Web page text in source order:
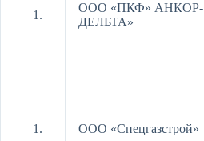
ООО «ПКФ» АНКОР-
ДЕЛЬТА»
ООО «Спецгазстрой»